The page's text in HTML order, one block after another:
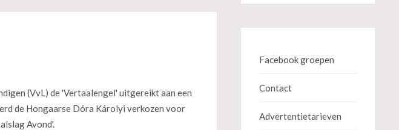
(VvL) de 'Vertaalengel' uitgereikt aan een
de Hongaarse Dóra Károlyi verkozen voor
Avond'.
Facebook groepen
Contact
Advertentietarieven